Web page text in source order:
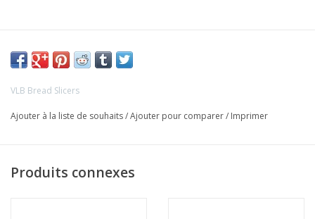
VLB Bread Slicers
Ajouter à la liste de souhaits/Ajouter pour comparer/ Imprimer
Produits connexes